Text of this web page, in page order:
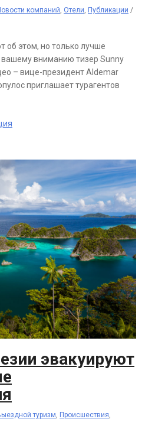
компаний, Отели, Публикации /
об этом, но только лучше
вниманию тизер Sunny
– вице-президент Aldemar
приглашает турагентов
эвакуируют
туризм Происшествия